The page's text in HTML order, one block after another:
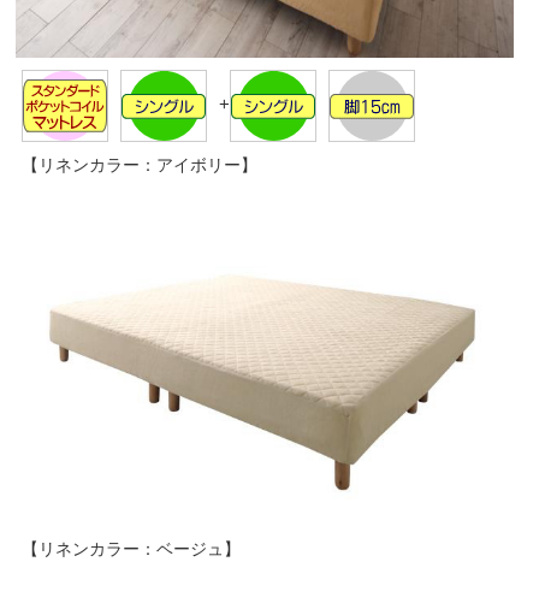
+
【リネンカラー：アイボリー】
【リネンカラー：ベージュ】